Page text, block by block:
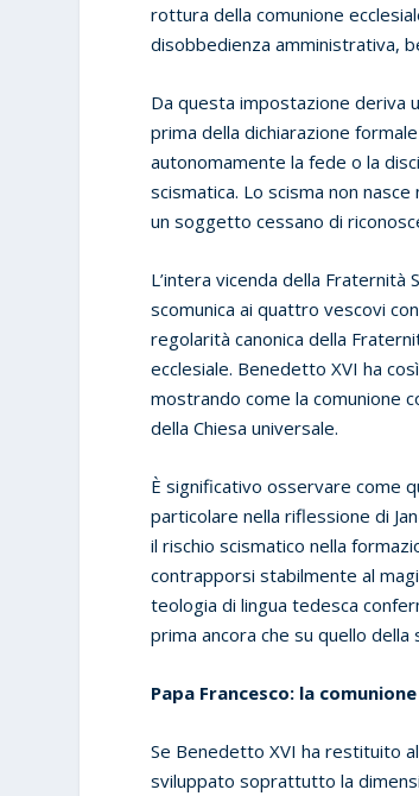
rottura della comunione
disobbedienza amministrativa,
Da questa impostazione deriva
prima della dichiarazione
autonomamente la fede o la
scismatica. Lo scisma non
un soggetto cessano di
L’intera vicenda della
scomunica ai quattro vescovi
regolarità canonica della
ecclesiale. Benedetto XVI ha
mostrando come la comunione
della Chiesa universale.
È significativo osservare come
particolare nella riflessione di
il rischio scismatico nella
contrapporsi stabilmente al
teologia di lingua tedesca
prima ancora che su quello della
Papa Francesco: la
Se Benedetto XVI ha restituito
sviluppato soprattutto la